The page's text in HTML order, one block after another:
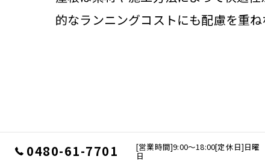
的なランニングコストにも配慮を重
0480-61-7701 [営業時間]9:00～18:00[定休日]日曜
日